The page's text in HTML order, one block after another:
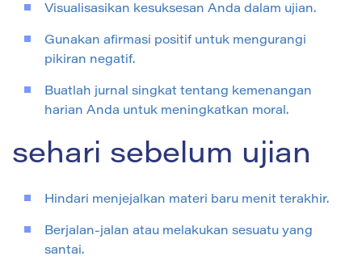
Visualisasikan kesuksesan Anda dalam ujian.
Gunakan afirmasi positif untuk mengurangi
pikiran negatif.
Buatlah jurnal singkat tentang kemenangan
harian Anda untuk meningkatkan moral.
sehari sebelum ujian
Hindari menjejalkan materi baru menit terakhir.
Berjalan-jalan atau melakukan sesuatu yang
santai.